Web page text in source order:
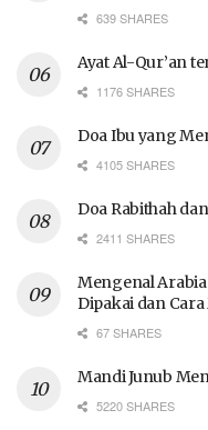
639 SHARES
Ayat Al-Qur’an
1176 SHARES
Doa Ibu yang
4105 SHARES
Doa Rabithah
2411 SHARES
Mengenal
Dipakai dan
67 SHARES
Mandi Junub
5220 SHARES